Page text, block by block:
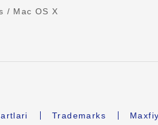
/ Mac OS X
Trademarks